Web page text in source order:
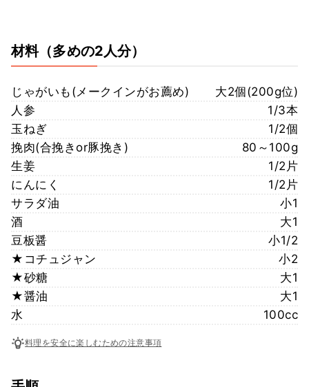
材料（多めの2人分）
じゃがいも(メークインがお薦め)
大2個(200g位)
人参
1/3本
玉ねぎ
1/2個
挽肉(合挽きor豚挽き)
80～100g
生姜
1/2片
にんにく
1/2片
サラダ油
小1
酒
大1
豆板醤
小1/2
★コチュジャン
小2
★砂糖
大1
★醤油
大1
水
100cc
料理を安全に楽しむための注意事項